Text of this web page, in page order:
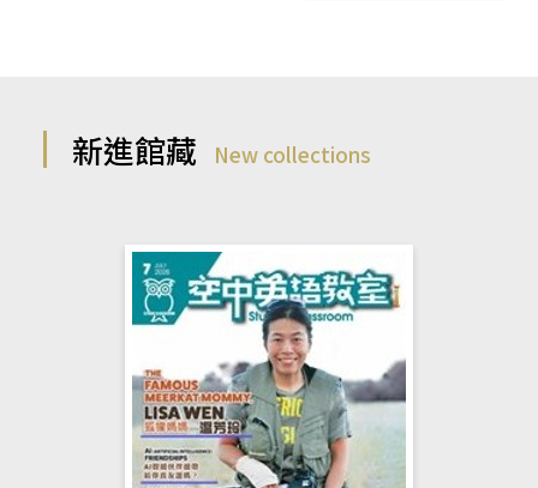
新進館藏 New collections